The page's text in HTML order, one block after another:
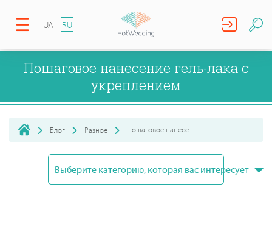
UA RU
Пошаговое нанесение гель-лака с
укреплением
Блог Разное
Выберите категорию, которая вас интересует